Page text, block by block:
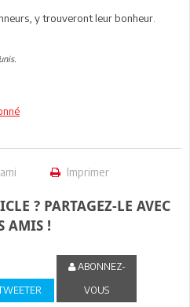
y trouveront leur bonheur.
Imprimer
? PARTAGEZ-LE AVEC
AMIS !
ABONNEZ-
VOUS